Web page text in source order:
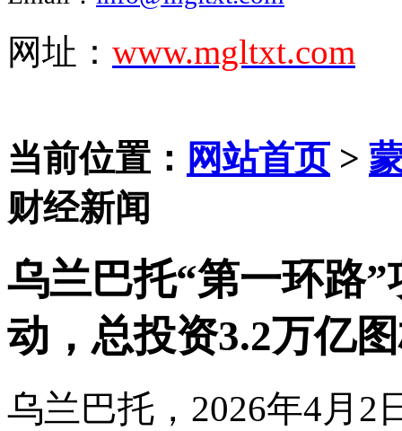
网址： www.mgltxt.com
当前位置： 网站首页>
财经新闻
乌兰巴托“第一环路
动，总投资3.2万亿
乌兰巴托， 2026年4月